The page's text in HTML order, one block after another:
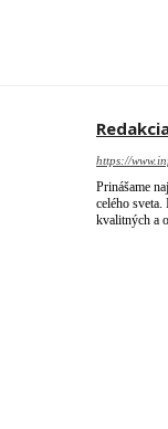
https://
Prinášame
celého
kvalitných a